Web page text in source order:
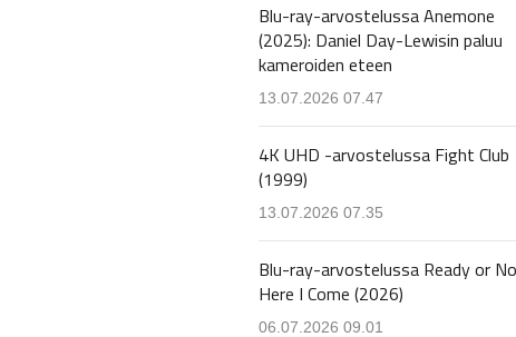
Blu-ray-arvostelussa Anemone
(2025): Daniel Day-Lewisin paluu
kameroiden eteen
13.07.2026 07.47
4K UHD -arvostelussa Fight Club
(1999)
13.07.2026 07.35
Blu-ray-arvostelussa Ready or
Here I Come (2026)
06.07.2026 09.01